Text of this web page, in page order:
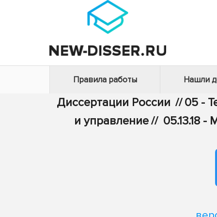
Правила работы Нашли
Диссертации России // 05 -
и управление// 05.13.18